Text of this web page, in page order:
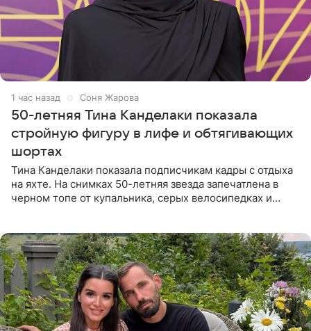
1 час назад Соня Жарова
50-летняя Тина Канделаки показала
стройную фигуру в лифе и обтягивающих
шортах
Тина Канделаки показала подписчикам кадры с отдыха
на яхте. На снимках 50-летняя звезда запечатлена в
черном топе от купальника, серых велосипедках и